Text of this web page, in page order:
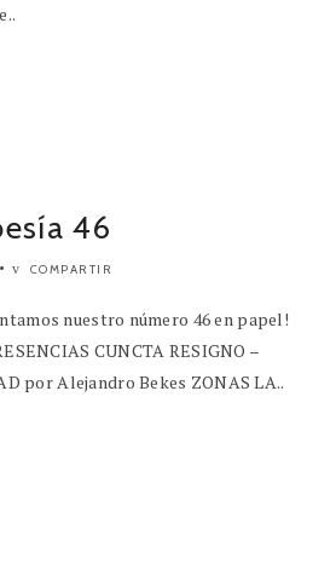
46
COMPARTIR
nuestro número 46 en papel!
CUNCTA RESIGNO –
por Alejandro Bekes ZONAS LA..